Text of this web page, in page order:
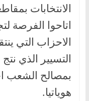
الانتخابات
اتاحوا الفرصة
الاحزاب التي
التسيير الذي
بمصالح الشعب
هوياتيا.